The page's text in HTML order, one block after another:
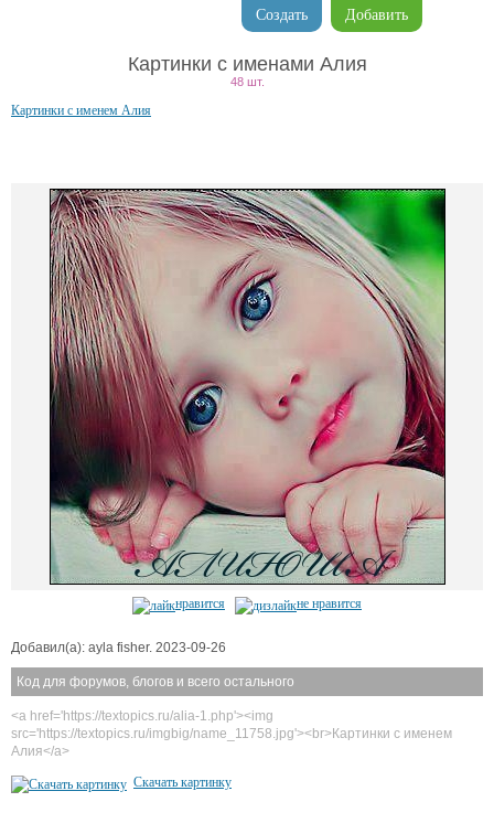
Добавить
Создать
Картинки с именами Алия
48 шт.
Картинки с именем Алия
нравится не нравится
Добавил(а): ayla fisher. 2023-09-26
Код для форумов, блогов и всего остального
<a href='https://textopics.ru/alia-1.php'><img
src='https://textopics.ru/imgbig/name_11758.jpg'><br>Картинки с именем
Алия</a>
Скачать картинку